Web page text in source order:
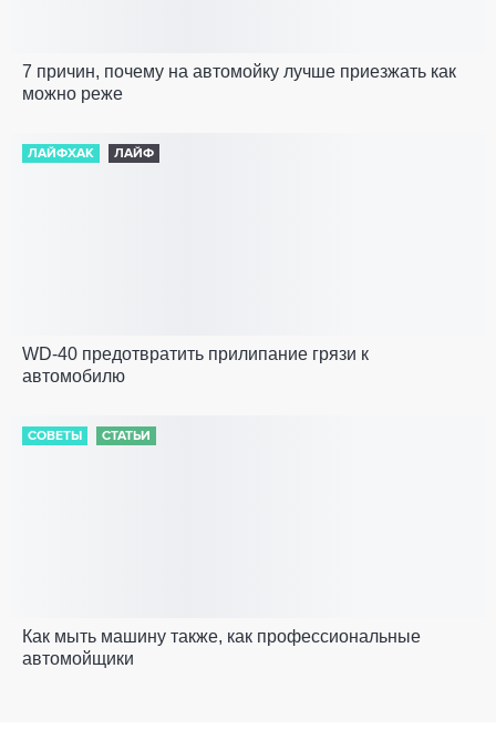
7 причин, почему на автомойку лучше приезжать как
можно реже
ЛАЙФХАК ЛАЙФ
WD-40 предотвратить прилипание грязи к
автомобилю
СОВЕТЫ СТАТЬИ
Как мыть машину также, как профессиональные
автомойщики